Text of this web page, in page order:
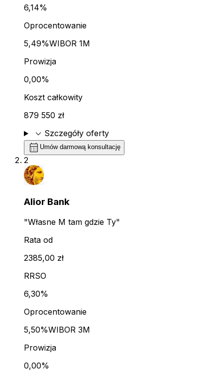
6,14%
Oprocentowanie
5,49%WIBOR 1M
Prowizja
0,00%
Koszt całkowity
879 550 zł
expand_more Szczegóły oferty
calendar_month Umów darmową konsultację
2
Alior Bank
"Własne M tam gdzie Ty"
Rata od
2385,00 zł
RRSO
6,30%
Oprocentowanie
5,50%WIBOR 3M
Prowizja
0,00%